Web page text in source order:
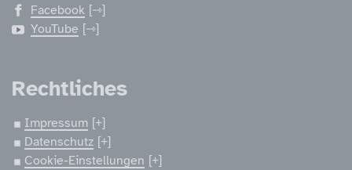
Facebook
YouTube
Rechtliches
Impressum
Datenschutz
Cookie-Einstellungen